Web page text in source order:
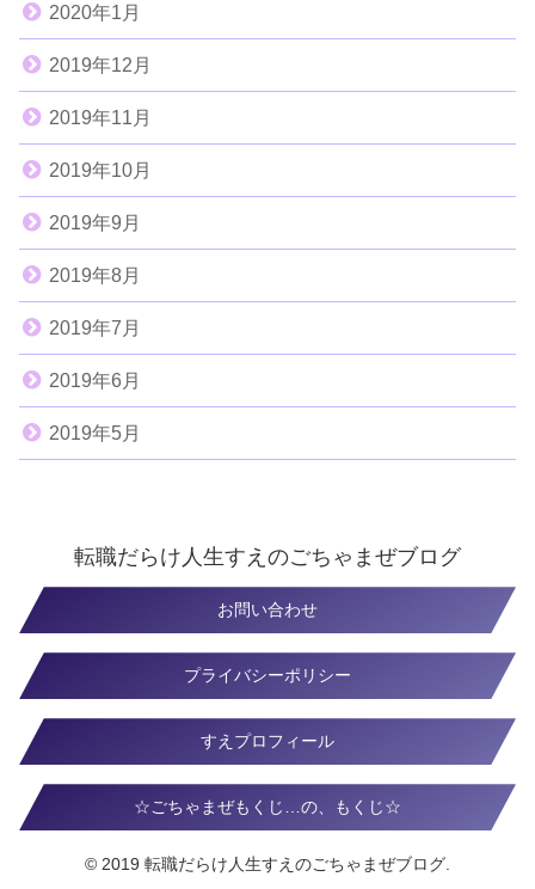
2020年1月
2019年12月
2019年11月
2019年10月
2019年9月
2019年8月
2019年7月
2019年6月
2019年5月
転職だらけ人生すえのごちゃまぜブログ
お問い合わせ
プライバシーポリシー
すえプロフィール
☆ごちゃまぜもくじ…の、もくじ☆
© 2019 転職だらけ人生すえのごちゃまぜブログ.